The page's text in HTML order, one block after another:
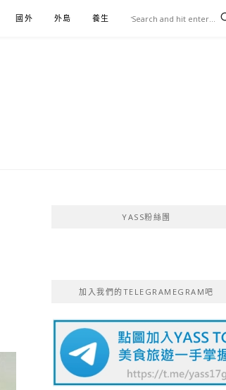
國外 外島 養生 伴手禮
YASS粉絲團
加入我們的TELEGRAMEGRAM吧